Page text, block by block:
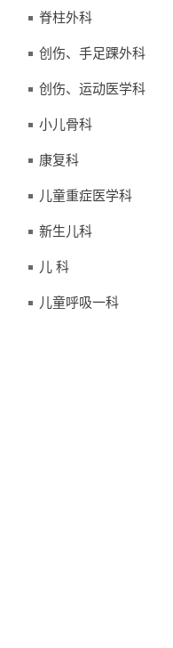
脊柱外科
创伤、手足踝外科
创伤、运动医学科
小儿骨科
康复科
儿童重症医学科
新生儿科
儿 科
儿童呼吸一科